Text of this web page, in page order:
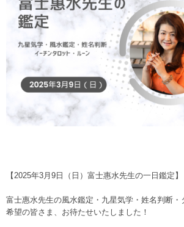
【2025年3月9日（日）富士惠水先生の一日鑑定】
富士惠水先生の風水鑑定・九星気学・姓名判断
希望の皆さま、お待たせいたしました！